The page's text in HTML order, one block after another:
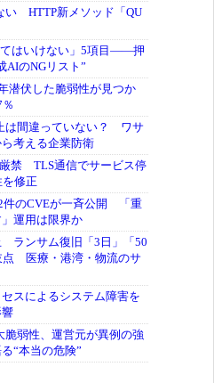
い HTTP新メソッド「QU
てはいけない」5項目――押
AIのNGリスト”
潜伏した脆弱性が見つか
は間違っていない？ ワサ
考える企業防衛
禁 TLS通信でサービス停
修正
件のCVEが一斉公開 「重
運用は限界か
ランサム復旧「3日」「50
点 医療・港湾・物流のサ
スによるシステム障害を
脆弱性、運営元が異例の強
“本当の危険”